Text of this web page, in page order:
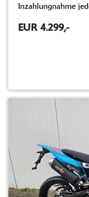
Inzahlungnahme
EUR 4.299,-